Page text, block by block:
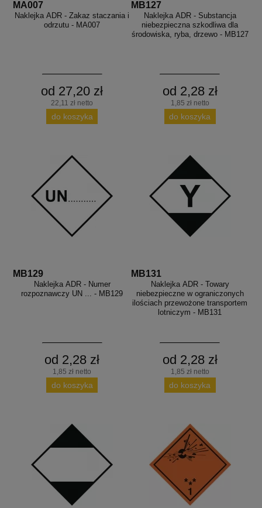
MA007
Naklejka ADR - Zakaz staczania i
odrzutu - MA007
od 27,20 zł
22,11 zł netto
do koszyka
MB127
Naklejka ADR - Substancja
niebezpieczna szkodliwa dla
środowiska, ryba, drzewo - MB127
od 2,28 zł
1,85 zł netto
do koszyka
MB129
Naklejka ADR - Numer
rozpoznawczy UN ... - MB129
od 2,28 zł
1,85 zł netto
do koszyka
MB131
Naklejka ADR - Towary
niebezpieczne w ograniczonych
ilościach przewożone transportem
lotniczym - MB131
od 2,28 zł
1,85 zł netto
do koszyka